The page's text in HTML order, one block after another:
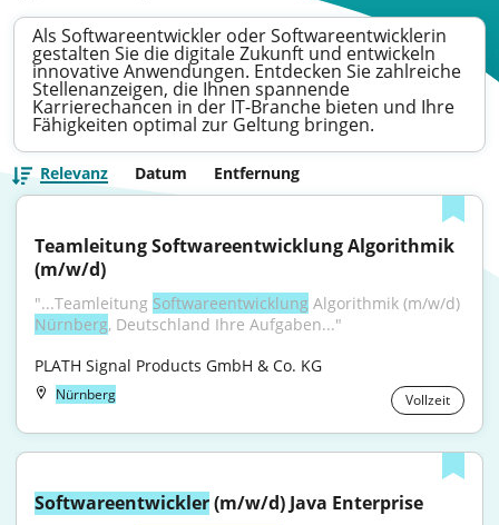
Als Softwareentwickler oder Softwareentwicklerin
gestalten Sie die digitale Zukunft und entwickeln
innovative Anwendungen. Entdecken Sie zahlreiche
Stellenanzeigen, die Ihnen spannende
Karrierechancen in der IT-Branche bieten und Ihre
Fähigkeiten optimal zur Geltung bringen.
Relevanz Datum Entfernung
Teamleitung Softwareentwicklung Algorithmik
(m/w/d)
"...Teamleitung Softwareentwicklung
Nürnberg, Deutschland Ihre Aufgaben..."
PLATH Signal Products GmbH & Co. KG
Nürnberg Vollzeit
Softwareentwickler (m/w/d) Java Enterprise